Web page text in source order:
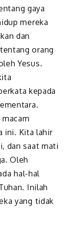
gaya
mereka
dan
orang
Yesus.
kepada
ini. Kita lahir
dan saat mati
Oleh
hal-hal
Inilah
yang tidak